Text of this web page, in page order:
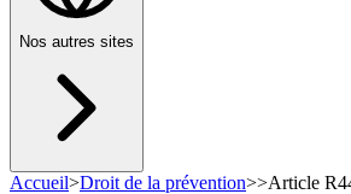
Nos autres sites
Accueil>Droit de la prévention>>Article